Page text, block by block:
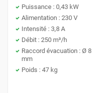
Puissance : 0,43 kW
Alimentation : 230 V
Intensité : 3,8 A
Débit : 250 m³/h
Raccord évacuation : Ø 8
mm
Poids : 47 kg